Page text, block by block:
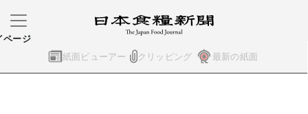
紙面ビューアー クリッピング 最新の紙面
ページ